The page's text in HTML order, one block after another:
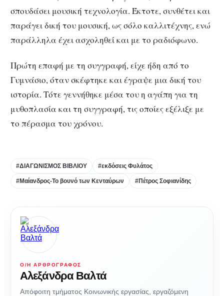
σπουδάσει μουσική τεχνολογία. Έκτοτε, συνθέτει και
παράγει δική του μουσική, ως σόλο καλλιτέχνης, ενώ
παράλληλα έχει ασχοληθεί και με το ραδιόφωνο.
Πρώτη επαφή με τη συγγραφή, είχε ήδη από το
Γυμνάσιο, όταν σκέφτηκε και έγραψε μια δική του
ιστορία. Τότε γεννήθηκε μέσα του η αγάπη για τη
μυθοπλασία και τη συγγραφή, τις οποίες εξέλιξε με
το πέρασμα του χρόνου.
#ΔΙΑΓΩΝΙΣΜΟΣ ΒΙΒΛΙΟΥ #εκδόσεις Φυλάτος
#Μαίανδρος-Το βουνό των Κενταύρων #Πέτρος Σοφιανίδης
Ο/Η ΑΡΘΡΟΓΡΆΦΟΣ
Αλεξάνδρα Βαλτά
Απόφοιτη τμήματος Κοινωνικής εργασίας, εργαζόμενη